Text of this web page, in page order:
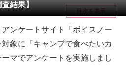
ジ
ド
査結果】
目次を表示
ンケートサイト「ボイスノー
象に「キャンプで食べたいカ
マでアンケートを実施しまし